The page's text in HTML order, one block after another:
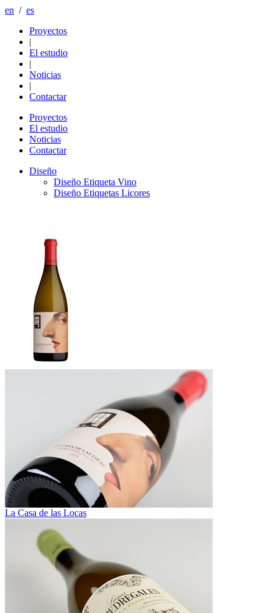
en / es
Proyectos
|
El estudio
|
Noticias
|
Contactar
Proyectos
El estudio
Noticias
Contactar
Diseño
Diseño Etiqueta Vino
Diseño Etiquetas Licores
La Casa de las Locas